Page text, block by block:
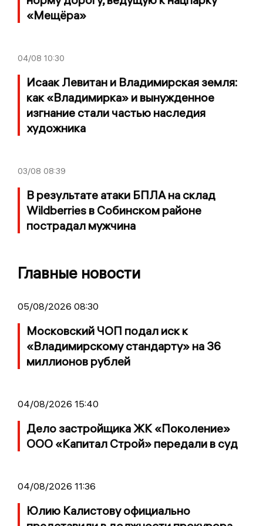
«Мещёра»
04/08 10:30
Исаак Левитан и Владимирская земля:
как «Владимирка» и вынужденное
изгнание стали частью наследия
художника
03/08 08:39
В результате атаки БПЛА на склад
Wildberries в Собинском районе
пострадал мужчина
Главные новости
05/08/2026 08:30
Московский ЧОП подал иск к
«Владимирскому стандарту» на 36
миллионов рублей
04/08/2026 15:40
Дело застройщика ЖК «Поколение»
ООО «Капитал Строй» передали в суд
04/08/2026 11:36
Юлию Калистову официально